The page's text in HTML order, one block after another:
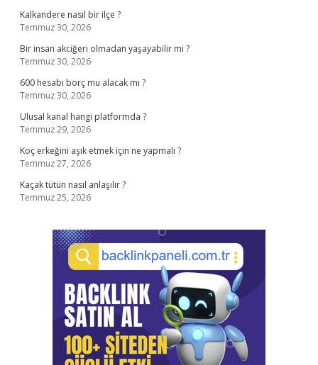
Kalkandere nasıl bir ilçe ?
Temmuz 30, 2026
Bir insan akciğeri olmadan yaşayabilir mi ?
Temmuz 30, 2026
600 hesabı borç mu alacak mı ?
Temmuz 30, 2026
Ulusal kanal hangi platformda ?
Temmuz 29, 2026
Koç erkeğini aşık etmek için ne yapmalı ?
Temmuz 27, 2026
Kaçak tütün nasıl anlaşılır ?
Temmuz 25, 2026